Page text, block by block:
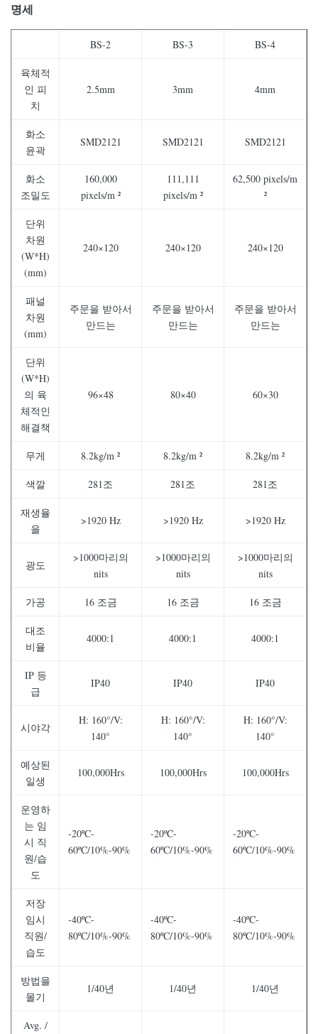
명세
BS-2 BS-3 BS-4
육체적
인 피
치
2.5mm 3mm 4mm
화소
윤곽
SMD2121 SMD2121 SMD2121
화소
조밀도
160,000
pixels/m ²
111,111
pixels/m ²
62,500 pixels/m
²
단위
차원
(W*H)
(mm)
240×120 240×120 240×120
패널
차원
(mm)
주문을 받아서
만드는
주문을 받아서
만드는
주문을 받아서
만드는
단위
(W*H)
의 육
체적인
해결책
96×48 80×40 60×30
무게 8.2kg/m ² 8.2kg/m ² 8.2kg/m ²
색깔 281조 281조 281조
재생율
을
>1920 Hz >1920 Hz >1920 Hz
광도
>1000마리의
nits
>1000마리의
nits
>1000마리의
nits
가공 16 조금 16 조금 16 조금
대조
비율
4000:1 4000:1 4000:1
IP 등
급
IP40 IP40 IP40
시야각
H: 160°/V:
140°
H: 160°/V:
140°
H: 160°/V:
140°
예상된
일생
100,000Hrs 100,000Hrs 100,000Hrs
운영하
는 임
시 직
원/습
도
-20ºC-
60ºC/10%-90%
-20ºC-
60ºC/10%-90%
-20ºC-
60ºC/10%-90%
저장
임시
직원/
습도
-40ºC-
80ºC/10%-90%
-40ºC-
80ºC/10%-90%
-40ºC-
80ºC/10%-90%
방법을
몰기
1/40년 1/40년 1/40년
Avg. /